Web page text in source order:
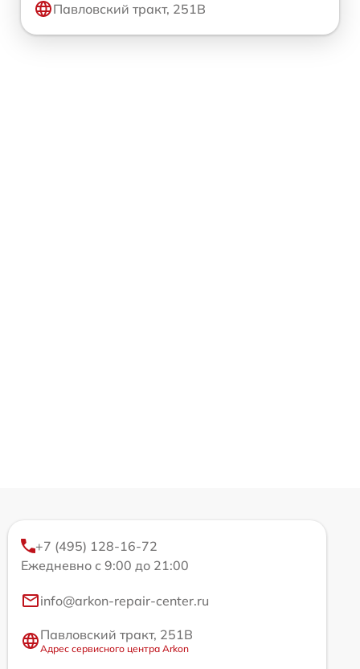
Павловский тракт, 251В
+7 (495) 128-16-72
Ежедневно с 9:00 до 21:00
info@arkon-repair-center.ru
Павловский тракт, 251В
Адрес сервисного центра Arkon